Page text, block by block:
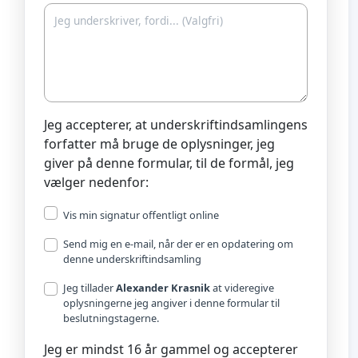
Jeg accepterer, at underskriftindsamlingens
forfatter må bruge de oplysninger, jeg
giver på denne formular, til de formål, jeg
vælger nedenfor:
Vis min signatur offentligt online
Send mig en e-mail, når der er en opdatering om
denne underskriftindsamling
Jeg tilladerAlexander Krasnikat videregive
oplysningerne jeg angiver i denne formular til
beslutningstagerne.
Jeg er mindst 16 år gammel og accepterer